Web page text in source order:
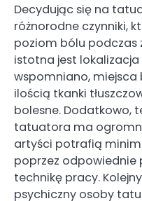
Decydując się na
różnorodne czynniki,
poziom bólu podczas
istotna jest
wspomniano, miejsca
ilością tkanki
bolesne. Dodatkowo,
tatuatora ma
artyści potrafią
poprzez odpowiednie
technikę pracy.
psychiczny osoby